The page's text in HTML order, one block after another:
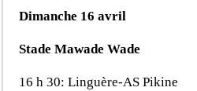
Dimanche 16 avril
Stade Mawade Wade
16 h 30: Linguère-AS Pikine